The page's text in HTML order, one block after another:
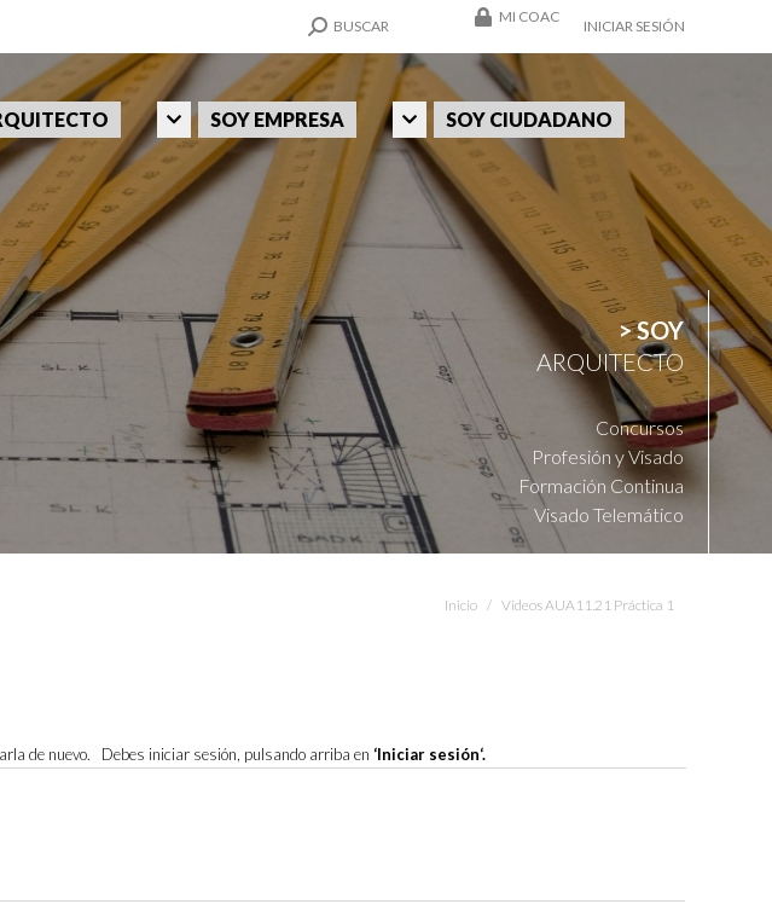
SEARCH:
BUSCAR
MI COAC
INICIAR SESIÓN
SOY EMPRESA SOY CIUDADANO
> SOY
ARQUITECTO
Concursos
Profesión y Visado
Formación Continua
Visado Telemático
Estás aquí:
Inicio Videos AUA11.21 Práctica 1
de nuevo. Debes iniciar sesión, pulsando arriba en ‘Iniciar sesión‘.